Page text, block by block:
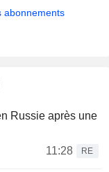
abonnements
Russie après une
11:28
RE